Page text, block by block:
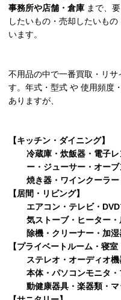
事務所や店舗・倉庫 まで、
したいもの・売却したいも
います。
不用品の中で一番買取・リ
す。年式・型式 や 使用頻度
ありますが、
【キッチン・ダイニング】
冷蔵庫・炊飯器・電子
ー・ジューサー・オー
焼き器・ワインクーラ
【居間・リビング】
エアコン・テレビ・
気ストーブ・ヒーター
除機・クリーナー・加
【プライベートルーム・寝室
ステレオ・オーディオ
本体・パソコンモニタ
動健康器具・楽器類・